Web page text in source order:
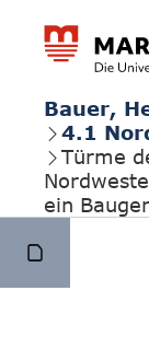
Bauer,
4.1
Türme
ein